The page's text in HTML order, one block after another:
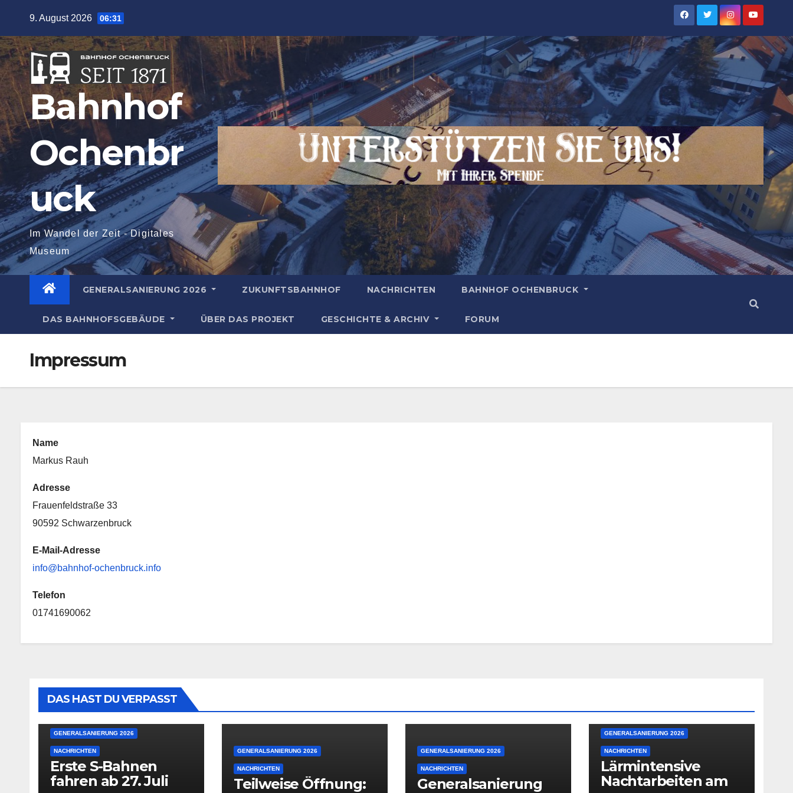
springen
9. August 2026 06:31
Bahnhof
Ochenbr
uck
Im Wandel der Zeit - Digitales
Museum
GENERALSANIERUNG 2026 ZUKUNFTSBAHNHOF NACHRICHTEN BAHNHOF OCHENBRUCK
DAS BAHNHOFSGEBÄUDE ÜBER DAS PROJEKT GESCHICHTE & ARCHIV FORUM
Impressum
Name
Markus Rauh
Adresse
Frauenfeldstraße 33
90592 Schwarzenbruck
E-Mail-Adresse
info@bahnhof-ochenbruck.info
Telefon
01741690062
DAS HAST DU VERPASST
GENERALSANIERUNG 2026
NACHRICHTEN
Erste S-Bahnen
fahren ab 27. Juli
GENERALSANIERUNG 2026
NACHRICHTEN
Teilweise Öffnung:
GENERALSANIERUNG 2026
NACHRICHTEN
Generalsanierung
GENERALSANIERUNG 2026
NACHRICHTEN
Lärmintensive
Nachtarbeiten am